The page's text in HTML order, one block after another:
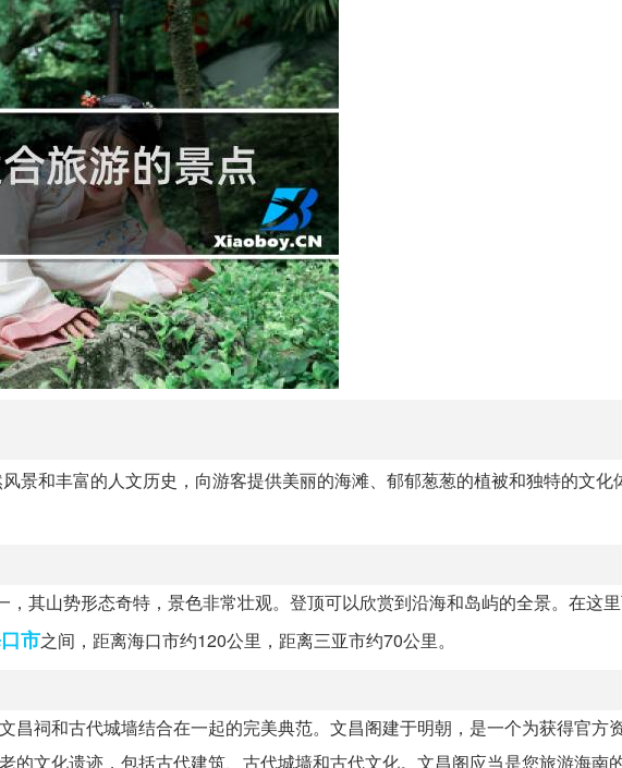
景和丰富的人文历史，向游客提供美丽的海滩、郁郁葱葱的植被和独特的文化
其山势形态奇特，景色非常壮观。登顶可以欣赏到沿海和岛屿的全景。在这
市之间，距离海口市约120公里，距离三亚市约70公里。
昌祠和古代城墙结合在一起的完美典范。文昌阁建于明朝，是一个为获得官方
的文化遗迹，包括古代建筑、古代城墙和古代文化。文昌阁应当是您旅游海南